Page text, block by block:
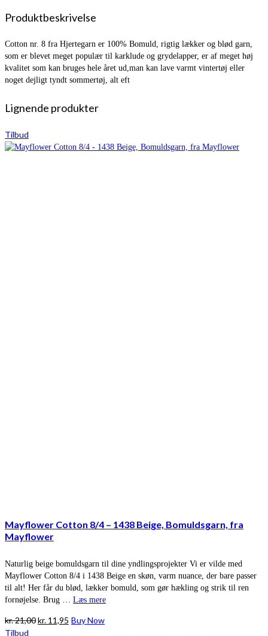
Produktbeskrivelse
Cotton nr. 8 fra Hjertegarn er 100% Bomuld, rigtig lækker og blød garn,
som er blevet meget populær til karklude og grydelapper, er af meget høj
kvalitet som kan bruges hele året ud,man kan lave varmt vintertøj eller
noget dejligt tyndt sommertøj, alt eft
Lignende produkter
Tilbud
Mayflower Cotton 8/4 – 1438 Beige, Bomuldsgarn, fra
Mayflower
Naturlig beige bomuldsgarn til dine yndlingsprojekter Vi er vilde med
Mayflower Cotton 8/4 i 1438 Beige en skøn, varm nuance, der bare passer
til alt! Her får du blød, lækker bomuld, som gør hækling og strik til ren
fornøjelse. Brug … Læs mere
kr.21,00Den
kr. 11,95 Den
Buy Now
Tilbud